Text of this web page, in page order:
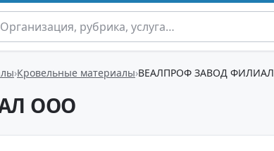
Кровельные материалы ВЕАЛПРОФ ЗАВОД ФИЛИАЛ
ООО